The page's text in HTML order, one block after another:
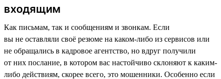
входящим
Как письмам, так и сообщениям и звонкам. Если
вы не оставляли своё резюме на каком-либо из сервисов или
не обращались в кадровое агентство, но вдруг получили
от них послание, в котором вас настойчиво склоняют к каким-
либо действиям, скорее всего, это мошенники. Особенно если